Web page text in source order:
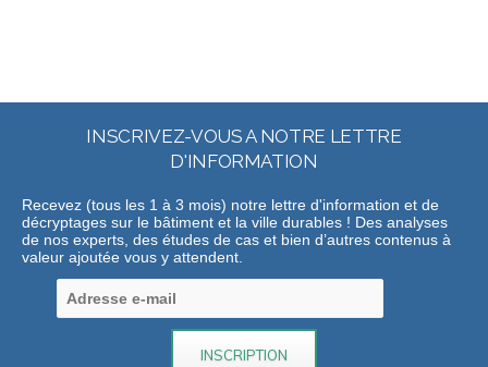
INSCRIVEZ-VOUS A NOTRE LETTRE
D'INFORMATION
Recevez (tous les 1 à 3 mois) notre lettre d'information et de
décryptages sur le bâtiment et la ville durables ! Des analyses
de nos experts, des études de cas et bien d’autres contenus à
valeur ajoutée vous y attendent.